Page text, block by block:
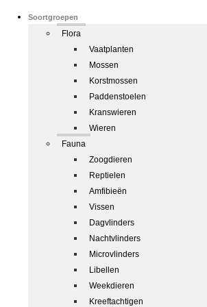
Soortgroepen
Flora
Vaatplanten
Mossen
Korstmossen
Paddenstoelen
Kranswieren
Wieren
Fauna
Zoogdieren
Reptielen
Amfibieën
Vissen
Dagvlinders
Nachtvlinders
Microvlinders
Libellen
Weekdieren
Kreeftachtigen